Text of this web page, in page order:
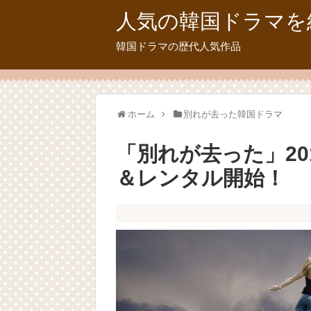
人気の韓国ドラマ
韓国ドラマの歴代人気作品
ホーム 別れが去った韓国ドラマ
「別れが去った」
＆レンタル開始！